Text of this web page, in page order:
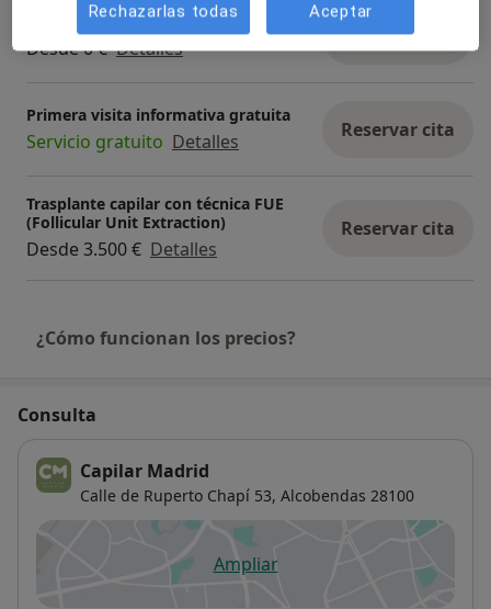
Mesoterapia capilar
Desde 0 € Detalles Reservar cita
Primera visita informativa gratuita
Servicio gratuito Detalles Reservar cita
Trasplante capilar con técnica FUE
(Follicular Unit Extraction)
Desde 3.500 € Detalles
Reservar cita
¿Cómo funcionan los precios?
Consulta
Capilar Madrid
Calle de Ruperto Chapí 53, Alcobendas 28100
Ampliarse abre en una nueva
Rechazarlas todas Aceptar